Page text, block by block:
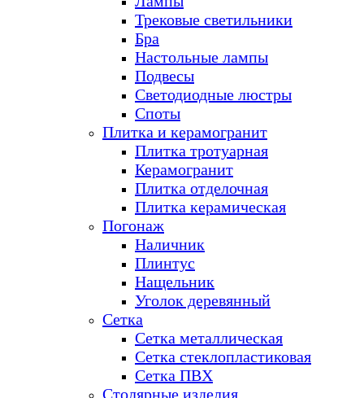
Трековые светильники
Бра
Настольные лампы
Подвесы
Светодиодные люстры
Споты
Плитка и керамогранит
Плитка тротуарная
Керамогранит
Плитка отделочная
Плитка керамическая
Погонаж
Наличник
Плинтус
Нащельник
Уголок деревянный
Сетка
Сетка металлическая
Сетка стеклопластиковая
Сетка ПВХ
Столярные изделия